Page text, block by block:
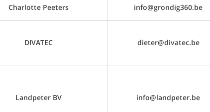
Charlotte Peeters info@grondig360.be
DIVATEC dieter@divatec.be
Landpeter BV info@landpeter.be